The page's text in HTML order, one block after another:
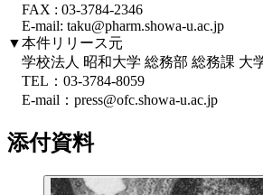
FAX : 03-3784-2346
E-mail: taku@pharm.showa-u.ac.jp
▼本件リリース元
学校法人 昭和大学 総務部 総務課 大
TEL：03-3784-8059
E-mail：press@ofc.showa-u.ac.jp
添付資料